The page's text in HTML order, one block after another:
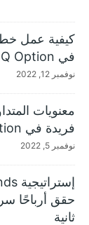
كيفية عمل
في IQ Option
نوفمبر 12, 2022
معنويات
فريدة في IQ Option فقط
نوفمبر 5, 2022
ثانية